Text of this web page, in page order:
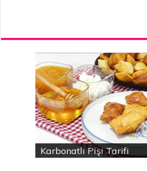
Karbonatlı Pişi Tarifi
Hodan bitkisinin faydaları
Yalancı Baklava Tarifi
Gökçesu Pilavı Tarifi
Nohutlu kereviz yemeği